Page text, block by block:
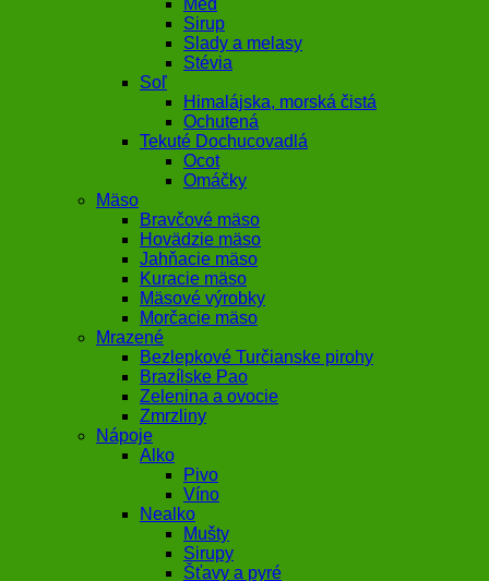
Med
Sirup
Slady a melasy
Stévia
Soľ
Himalájska, morská čistá
Ochutená
Tekuté Dochucovadlá
Ocot
Omáčky
Mäso
Bravčové mäso
Hovädzie mäso
Jahňacie mäso
Kuracie mäso
Mäsové výrobky
Morčacie mäso
Mrazené
Bezlepkové Turčianske pirohy
Brazílske Pao
Zelenina a ovocie
Zmrzliny
Nápoje
Alko
Pivo
Víno
Nealko
Mušty
Sirupy
Šťavy a pyré